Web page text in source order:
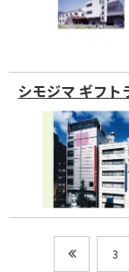
シモジマ ギフト
3